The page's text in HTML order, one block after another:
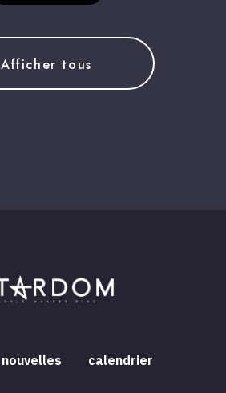
Afficher tous
nouvelles calendrier